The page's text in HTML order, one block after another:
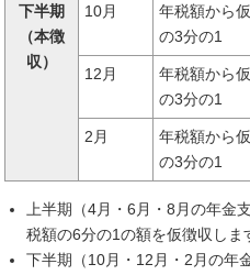
下半期
（本徴
収）
10月
年税額から
の3分の1
12月
年税額から
の3分の1
2月
年税額から
の3分の1
上半期（4月・6月・8月の年金
税額の6分の1の額を仮徴収しま
下半期（10月・12月・2月の年